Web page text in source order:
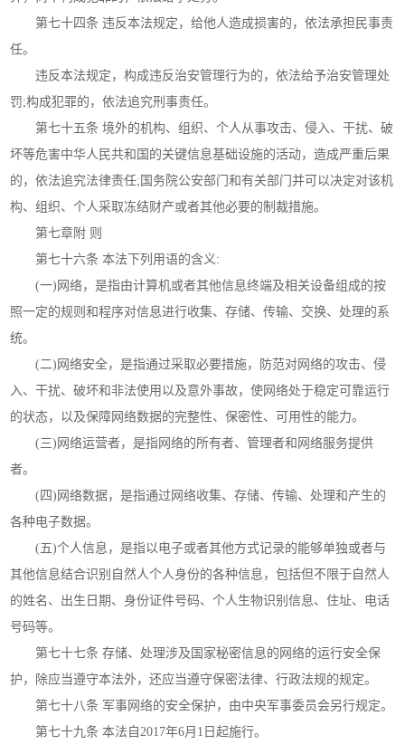
第七十四条 违反本法规定，给他人造成损害的，依法承担民事责
任。
违反本法规定，构成违反治安管理行为的，依法给予治安管理处
罚;构成犯罪的，依法追究刑事责任。
第七十五条 境外的机构、组织、个人从事攻击、侵入、干扰、破
坏等危害中华人民共和国的关键信息基础设施的活动，造成严重后果
的，依法追究法律责任;国务院公安部门和有关部门并可以决定对该机
构、组织、个人采取冻结财产或者其他必要的制裁措施。
第七章附 则
第七十六条 本法下列用语的含义:
(一)网络，是指由计算机或者其他信息终端及相关设备组成的按
照一定的规则和程序对信息进行收集、存储、传输、交换、处理的系
统。
(二)网络安全，是指通过采取必要措施，防范对网络的攻击、侵
入、干扰、破坏和非法使用以及意外事故，使网络处于稳定可靠运行
的状态，以及保障网络数据的完整性、保密性、可用性的能力。
(三)网络运营者，是指网络的所有者、管理者和网络服务提供
者。
(四)网络数据，是指通过网络收集、存储、传输、处理和产生的
各种电子数据。
(五)个人信息，是指以电子或者其他方式记录的能够单独或者与
其他信息结合识别自然人个人身份的各种信息，包括但不限于自然人
的姓名、出生日期、身份证件号码、个人生物识别信息、住址、电话
号码等。
第七十七条 存储、处理涉及国家秘密信息的网络的运行安全保
护，除应当遵守本法外，还应当遵守保密法律、行政法规的规定。
第七十八条 军事网络的安全保护，由中央军事委员会另行规定。
第七十九条 本法自2017年6月1日起施行。